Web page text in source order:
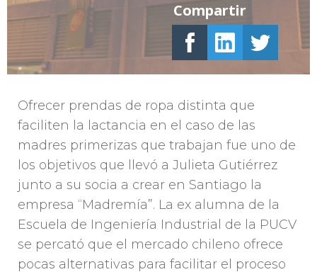
Ofrecer prendas de ropa distinta que
faciliten la lactancia en el caso de las
madres primerizas que trabajan fue uno de
los objetivos que llevó a Julieta Gutiérrez
junto a su socia a crear en Santiago la
empresa “Madremía”. La ex alumna de la
Escuela de Ingeniería Industrial de la PUCV
se percató que el mercado chileno ofrece
pocas alternativas para facilitar el proceso
Compartir